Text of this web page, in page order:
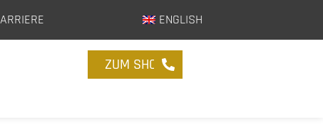
ENGLISH
ZUM SHOP